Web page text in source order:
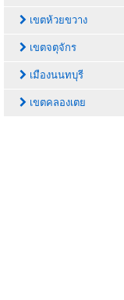
เขตห้วยขวาง
เขตจตุจักร
เมืองนนทบุรี
เขตคลองเตย